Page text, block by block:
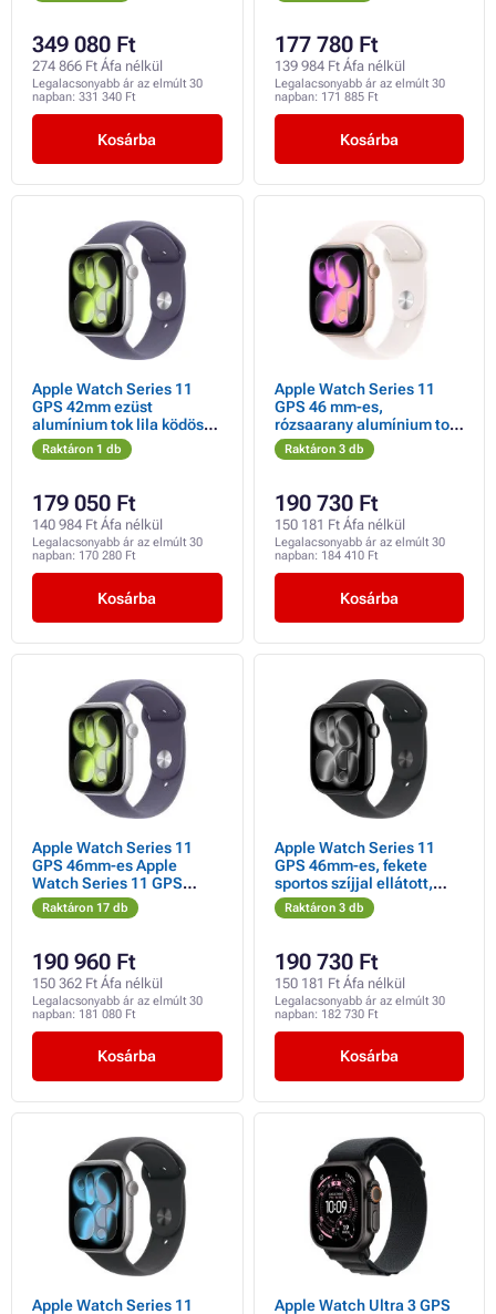
349 080 Ft
274 866 Ft Áfa nélkül
Legalacsonyabb ár az elmúlt 30
napban: 331 340 Ft
Kosárba
177 780 Ft
139 984 Ft Áfa nélkül
Legalacsonyabb ár az elmúlt 30
napban: 171 885 Ft
Kosárba
Apple Watch Series 11
GPS 42mm ezüst
alumínium tok lila ködös
sportpánttal - S/M
Raktáron 1 db
179 050 Ft
140 984 Ft Áfa nélkül
Legalacsonyabb ár az elmúlt 30
napban: 170 280 Ft
Kosárba
Apple Watch Series 11
GPS 46 mm-es,
rózsaarany alumínium tok
világospiros sportpánttal -
S/M
Raktáron 3 db
190 730 Ft
150 181 Ft Áfa nélkül
Legalacsonyabb ár az elmúlt 30
napban: 184 410 Ft
Kosárba
Apple Watch Series 11
GPS 46mm-es Apple
Watch Series 11 GPS
46mm ezüst alumínium
tok lila ködös sportpánttal
Raktáron 17 db
190 960 Ft
150 362 Ft Áfa nélkül
Legalacsonyabb ár az elmúlt 30
napban: 181 080 Ft
Kosárba
Apple Watch Series 11
GPS 46mm-es, fekete
sportos szíjjal ellátott,
fekete alumínium tok - S/M
Raktáron 3 db
190 730 Ft
150 181 Ft Áfa nélkül
Legalacsonyabb ár az elmúlt 30
napban: 182 730 Ft
Kosárba
Apple Watch Series 11 Apple Watch Ultra 3 GPS